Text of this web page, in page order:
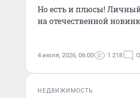
Но есть и плюсы!
на отечественной
4 июля, 2026, 06:00 1 218
НЕДВИЖИМОСТЬ